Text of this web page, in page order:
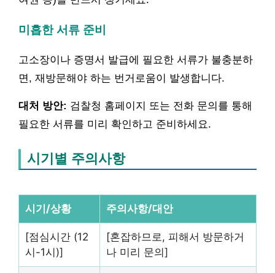
미흡한 서류 준비
고소장이나 증명서 발급에 필요한 서류가 불충분하
면, 재방문해야 하는 번거로움이 발생합니다.
대처 방안: 검찰청 홈페이지 또는 전화 문의를 통해
필요한 서류를 미리 확인하고 준비하세요.
시기별 주의사항
시기/상황 주의사항/대안
[점심시간 (12
시-1시)]
[혼잡하므로, 피해서 방문하거
나 미리 문의]